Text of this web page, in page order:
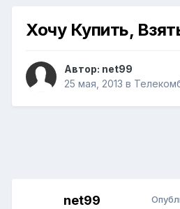
Хочу Купить,
Автор: net99
25 мая, 2013 в
net99